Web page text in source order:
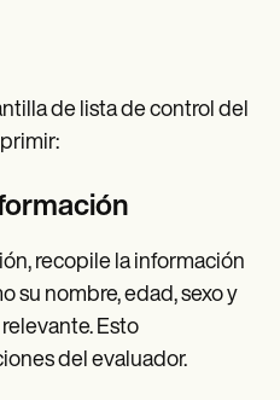
de lista de control del
recopile la información
su nombre, edad, sexo y
Esto
del evaluador.